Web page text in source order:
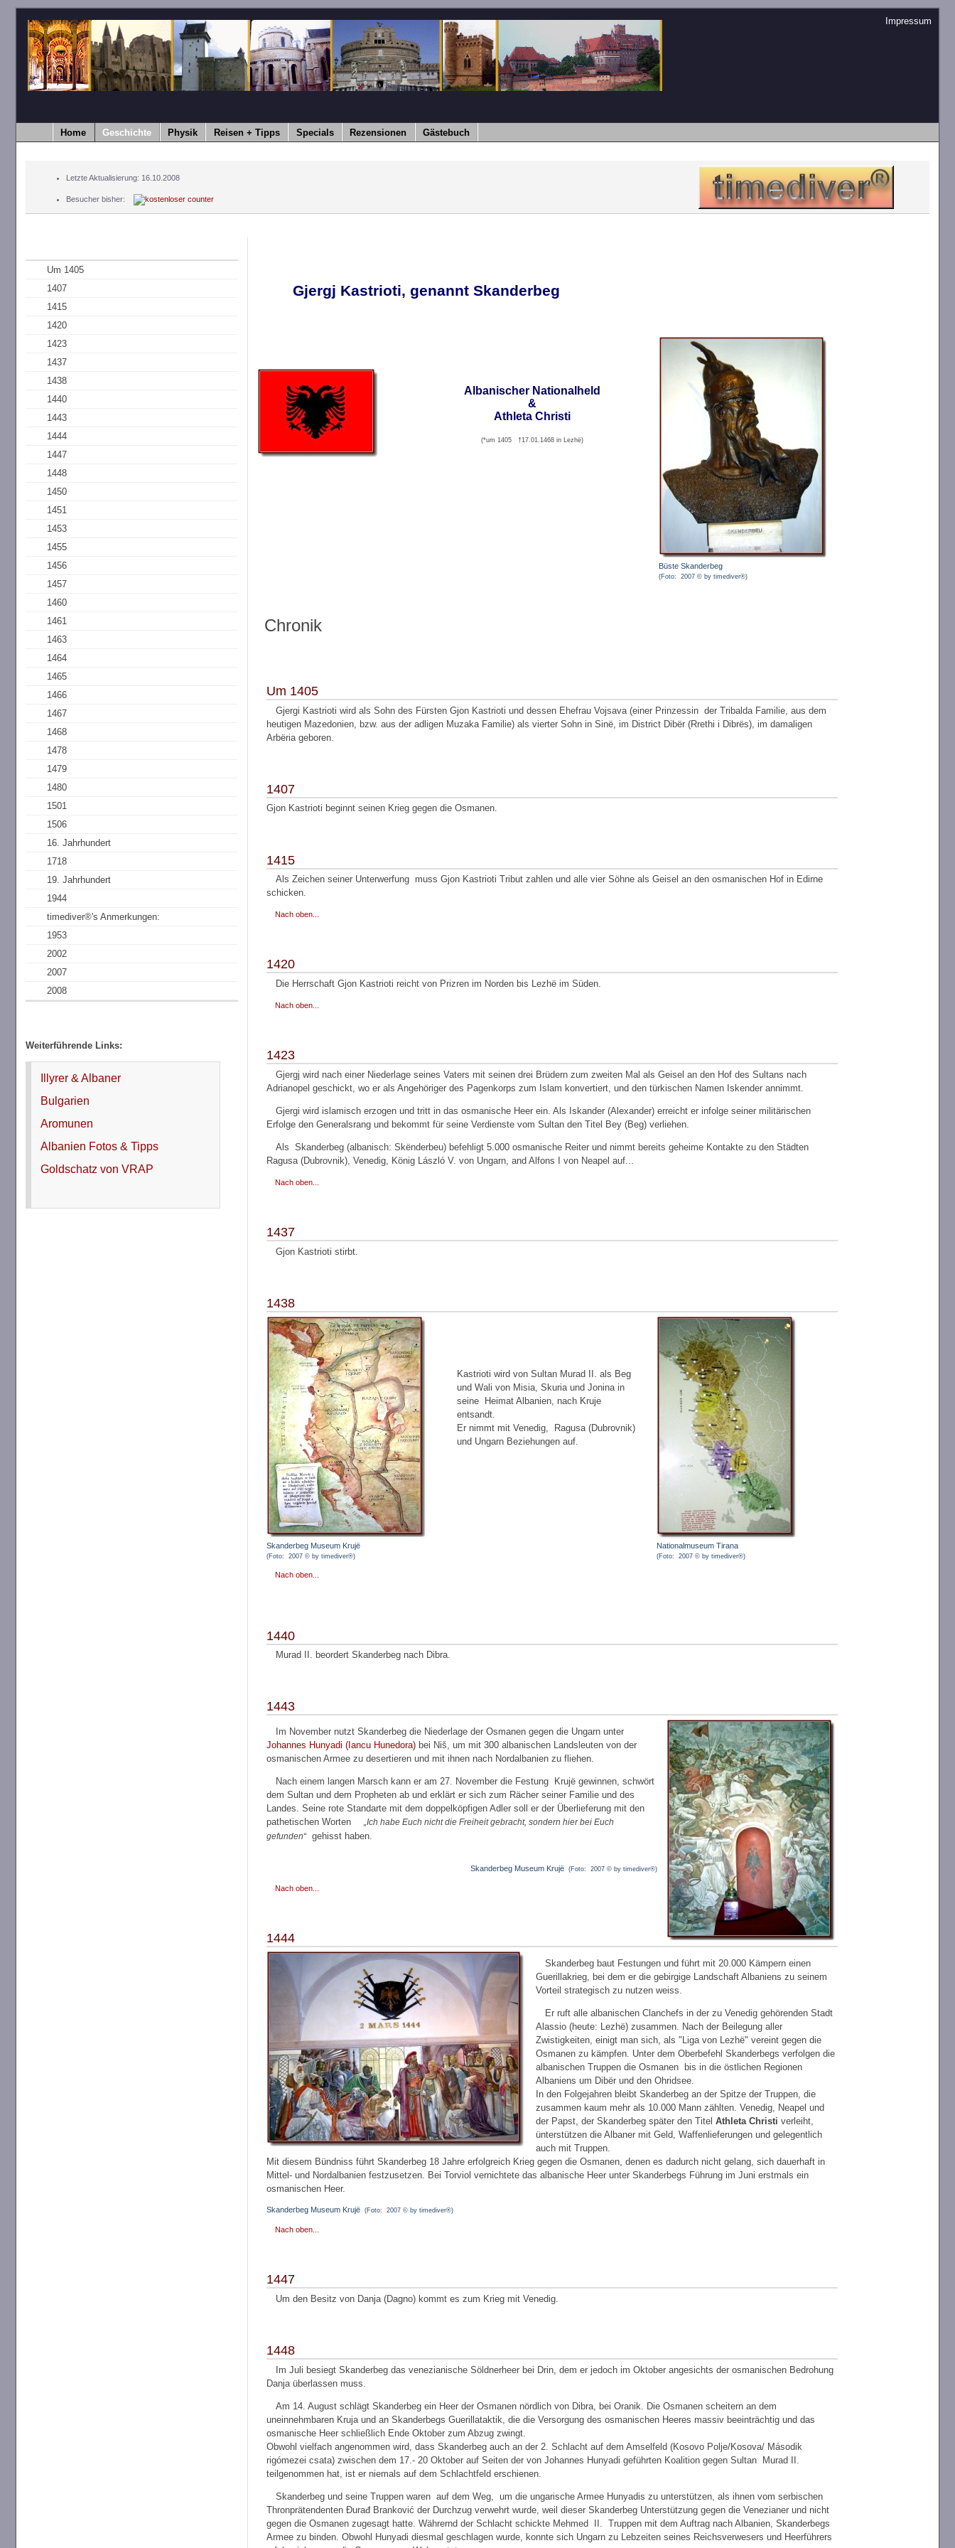
Impressum
Home Geschichte Physik Reisen + Tipps Specials Rezensionen Gästebuch
Letzte Aktualisierung: 16.10.2008
Besucher bisher:
Um 1405
1407
1415
1420
1423
1437
1438
1440
1443
1444
1447
1448
1450
1451
1453
1455
1456
1457
1460
1461
1463
1464
1465
1466
1467
1468
1478
1479
1480
1501
1506
16. Jahrhundert
1718
19. Jahrhundert
1944
timediver®'s Anmerkungen:
1953
2002
2007
2008
Weiterführende Links:
Illyrer & Albaner
Bulgarien
Aromunen
Albanien Fotos & Tipps
Goldschatz von VRAP
Gjergj Kastrioti, genannt Skanderbeg
Albanischer Nationalheld
&
Athleta Christi
(*um 1405 †17.01.1468 in Lezhë)
Büste Skanderbeg
(Foto: 2007 © by timediver®)
Chronik
Um 1405
Gjergi Kastrioti wird als Sohn des Fürsten Gjon Kastrioti und dessen Ehefrau Vojsava (einer Prinzessin der Tribalda Familie, aus dem
heutigen Mazedonien, bzw. aus der adligen Muzaka Familie) als vierter Sohn in Sinë, im District Dibër (Rrethi i Dibrës), im damaligen
Arbëria geboren.
1407
Gjon Kastrioti beginnt seinen Krieg gegen die Osmanen.
1415
Als Zeichen seiner Unterwerfung muss Gjon Kastrioti Tribut zahlen und alle vier Söhne als Geisel an den osmanischen Hof in Edirne
schicken.
Nach oben...
1420
Die Herrschaft Gjon Kastrioti reicht von Prizren im Norden bis Lezhë im Süden.
Nach oben...
1423
Gjergj wird nach einer Niederlage seines Vaters mit seinen drei Brüdern zum zweiten Mal als Geisel an den Hof des Sultans nach
Adrianopel geschickt, wo er als Angehöriger des Pagenkorps zum Islam konvertiert, und den türkischen Namen Iskender annimmt.
Gjergi wird islamisch erzogen und tritt in das osmanische Heer ein. Als Iskander (Alexander) erreicht er infolge seiner militärischen
Erfolge den Generalsrang und bekommt für seine Verdienste vom Sultan den Titel Bey (Beg) verliehen.
Als Skanderbeg (albanisch: Skënderbeu) befehligt 5.000 osmanische Reiter und nimmt bereits geheime Kontakte zu den Städten
Ragusa (Dubrovnik), Venedig, König László V. von Ungarn, and Alfons I von Neapel auf...
Nach oben...
1437
Gjon Kastrioti stirbt.
1438
Skanderbeg Museum Krujë
(Foto: 2007 © by timediver®)
Kastrioti wird von Sultan Murad II. als Beg
und Wali von Misia, Skuria und Jonina in
seine Heimat Albanien, nach Kruje
entsandt.
Er nimmt mit Venedig, Ragusa (Dubrovnik)
und Ungarn Beziehungen auf.
Nationalmuseum Tirana
(Foto: 2007 © by timediver®)
Nach oben...
1440
Murad II. beordert Skanderbeg nach Dibra.
1443
Im November nutzt Skanderbeg die Niederlage der Osmanen gegen die Ungarn unter
Johannes Hunyadi (Iancu Hunedora)bei Niš, um mit 300 albanischen Landsleuten von der
osmanischen Armee zu desertieren und mit ihnen nach Nordalbanien zu fliehen.
Nach einem langen Marsch kann er am 27. November die Festung Krujë gewinnen, schwört
dem Sultan und dem Propheten ab und erklärt er sich zum Rächer seiner Familie und des
Landes. Seine rote Standarte mit dem doppelköpfigen Adler soll er der Überlieferung mit den
pathetischen Worten
Ich habe Euch nicht die Freiheit gebracht, sondern hier bei Euch
gefunden gehisst haben.
Skanderbeg Museum Krujë(Foto: 2007 © by timediver®)
Nach oben...
1444
Skanderbeg baut Festungen und führt mit 20.000 Kämpern einen
Guerillakrieg, bei dem er die gebirgige Landschaft Albaniens zu seinem
Vorteil strategisch zu nutzen weiss.
Er ruft alle albanischen Clanchefs in der zu Venedig gehörenden Stadt
Alassio (heute: Lezhë) zusammen. Nach der Beilegung aller
Zwistigkeiten, einigt man sich, als "Liga von Lezhë" vereint gegen die
Osmanen zu kämpfen. Unter dem Oberbefehl Skanderbegs verfolgen die
albanischen Truppen die Osmanen bis in die östlichen Regionen
Albaniens um Dibër und den Ohridsee.
In den Folgejahren bleibt Skanderbeg an der Spitze der Truppen, die
zusammen kaum mehr als 10.000 Mann zählten. Venedig, Neapel und
der Papst, der Skanderbeg später den Titel Athleta Christi verleiht,
ünterstützen die Albaner mit Geld, Waffenlieferungen und gelegentlich
auch mit Truppen.
Mit diesem Bündniss führt Skanderbeg 18 Jahre erfolgreich Krieg gegen die Osmanen, denen es dadurch nicht gelang, sich dauerhaft in
Mittel- und Nordalbanien festzusetzen. Bei Torviol vernichtete das albanische Heer unter Skanderbegs Führung im Juni erstmals ein
osmanischen Heer.
Skanderbeg Museum Krujë (Foto: 2007 © by timediver®)
Nach oben...
1447
Um den Besitz von Danja (Dagno) kommt es zum Krieg mit Venedig.
1448
Im Juli besiegt Skanderbeg das venezianische Söldnerheer bei Drin, dem er jedoch im Oktober angesichts der osmanischen Bedrohung
Danja überlassen muss.
Am 14. August schlägt Skanderbeg ein Heer der Osmanen nördlich von Dibra, bei Oranik. Die Osmanen scheitern an dem
uneinnehmbaren Kruja und an Skanderbegs Guerillataktik, die die Versorgung des osmanischen Heeres massiv beeinträchtig und das
osmanische Heer schließlich Ende Oktober zum Abzug zwingt.
Obwohl vielfach angenommen wird, dass Skanderbeg auch an der 2. Schlacht auf dem Amselfeld (Kosovo Polje/Kosova/ Második
rigómezei csata) zwischen dem 17.- 20 Oktober auf Seiten der von Johannes Hunyadi geführten Koalition gegen Sultan Murad II.
teilgenommen hat, ist er niemals auf dem Schlachtfeld erschienen.
Skanderbeg und seine Truppen waren auf dem Weg, um die ungarische Armee Hunyadis zu unterstützen, als ihnen vom serbischen
Thronprätendenten Đurađ Branković der Durchzug verwehrt wurde, weil dieser Skanderbeg Unterstützung gegen die Venezianer und nicht
gegen die Osmanen zugesagt hatte. Währernd der Schlacht schickte Mehmed II. Truppen mit dem Auftrag nach Albanien, Skanderbegs
Armee zu binden. Obwohl Hunyadi diesmal geschlagen wurde, konnte sich Ungarn zu Lebzeiten seines Reichsverwesers und Heerführers